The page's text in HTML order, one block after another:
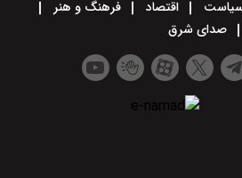
اقتصاد
فرهنگ و هنر
صدای شرق